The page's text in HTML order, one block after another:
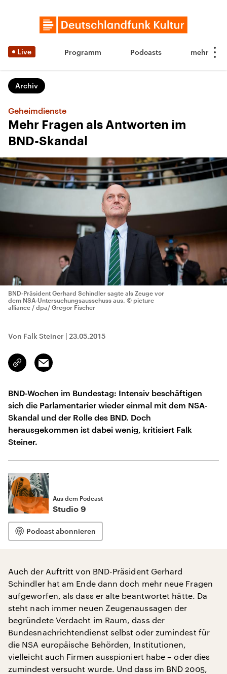
Live Programm Podcasts
Archiv
Geheimdienste
Mehr Fragen als Antworten im
BND-Skandal
BND-Präsident Gerhard Schindler sagte als Zeuge vor
dem NSA-Untersuchungsausschuss aus. © picture
alliance / dpa/ Gregor Fischer
Von Falk Steiner | 23.05.2015
Link
kopieren/teilen
Email
BND-Wochen im Bundestag: Intensiv beschäftigen
sich die Parlamentarier wieder einmal mit dem NSA-
Skandal und der Rolle des BND. Doch
herausgekommen ist dabei wenig, kritisiert Falk
Steiner.
Aus dem Podcast
Studio 9
Podcast abonnieren
Auch der Auftritt von BND-Präsident Gerhard
Schindler hat am Ende dann doch mehr neue Fragen
aufgeworfen, als dass er alte beantwortet hätte. Da
steht nach immer neuen Zeugenaussagen der
begründete Verdacht im Raum, dass der
Bundesnachrichtendienst selbst oder zumindest für
die NSA europäische Behörden, Institutionen,
vielleicht auch Firmen ausspioniert habe – oder dies
zumindest versucht wurde. Und dass im BND 2005,